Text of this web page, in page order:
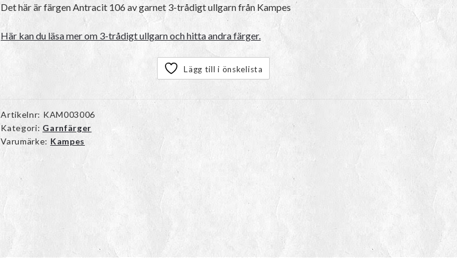
Det här är färgen Antracit 106av garnet 3-trådigt ullgarnfrån Kampes
Här kan du läsa mer om 3-trådigt ullgarn och hitta andra färger.
Lägg till i önskelista
Artikelnr: KAM003006
Kategori: Garnfärger
Varumärke: Kampes